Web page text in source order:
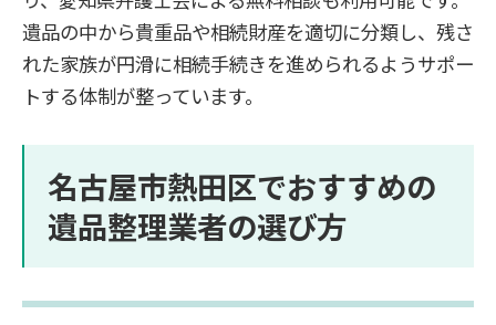
遺品の中から貴重品や相続財産を適切に分類し、残さ
れた家族が円滑に相続手続きを進められるようサポー
トする体制が整っています。
名古屋市熱田区でおすすめの
遺品整理業者の選び方